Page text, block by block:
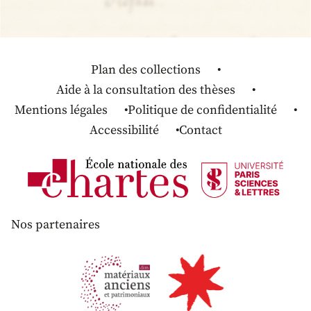
Plan des collections
Aide à la consultation des thèses
Mentions légales
Politique de confidentialité
Accessibilité
Contact
Nos partenaires